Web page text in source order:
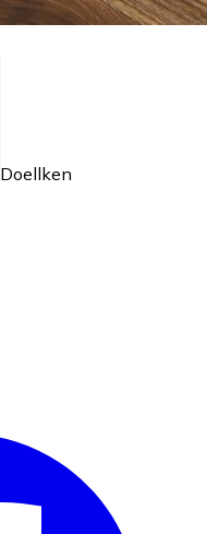
Doellken